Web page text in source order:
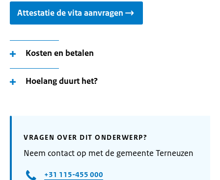
Attestatie de vita aanvragen
Kosten en betalen
Hoelang duurt het?
VRAGEN OVER DIT ONDERWERP?
Neem contact op met de gemeente Terneuzen
+31 115-455 000